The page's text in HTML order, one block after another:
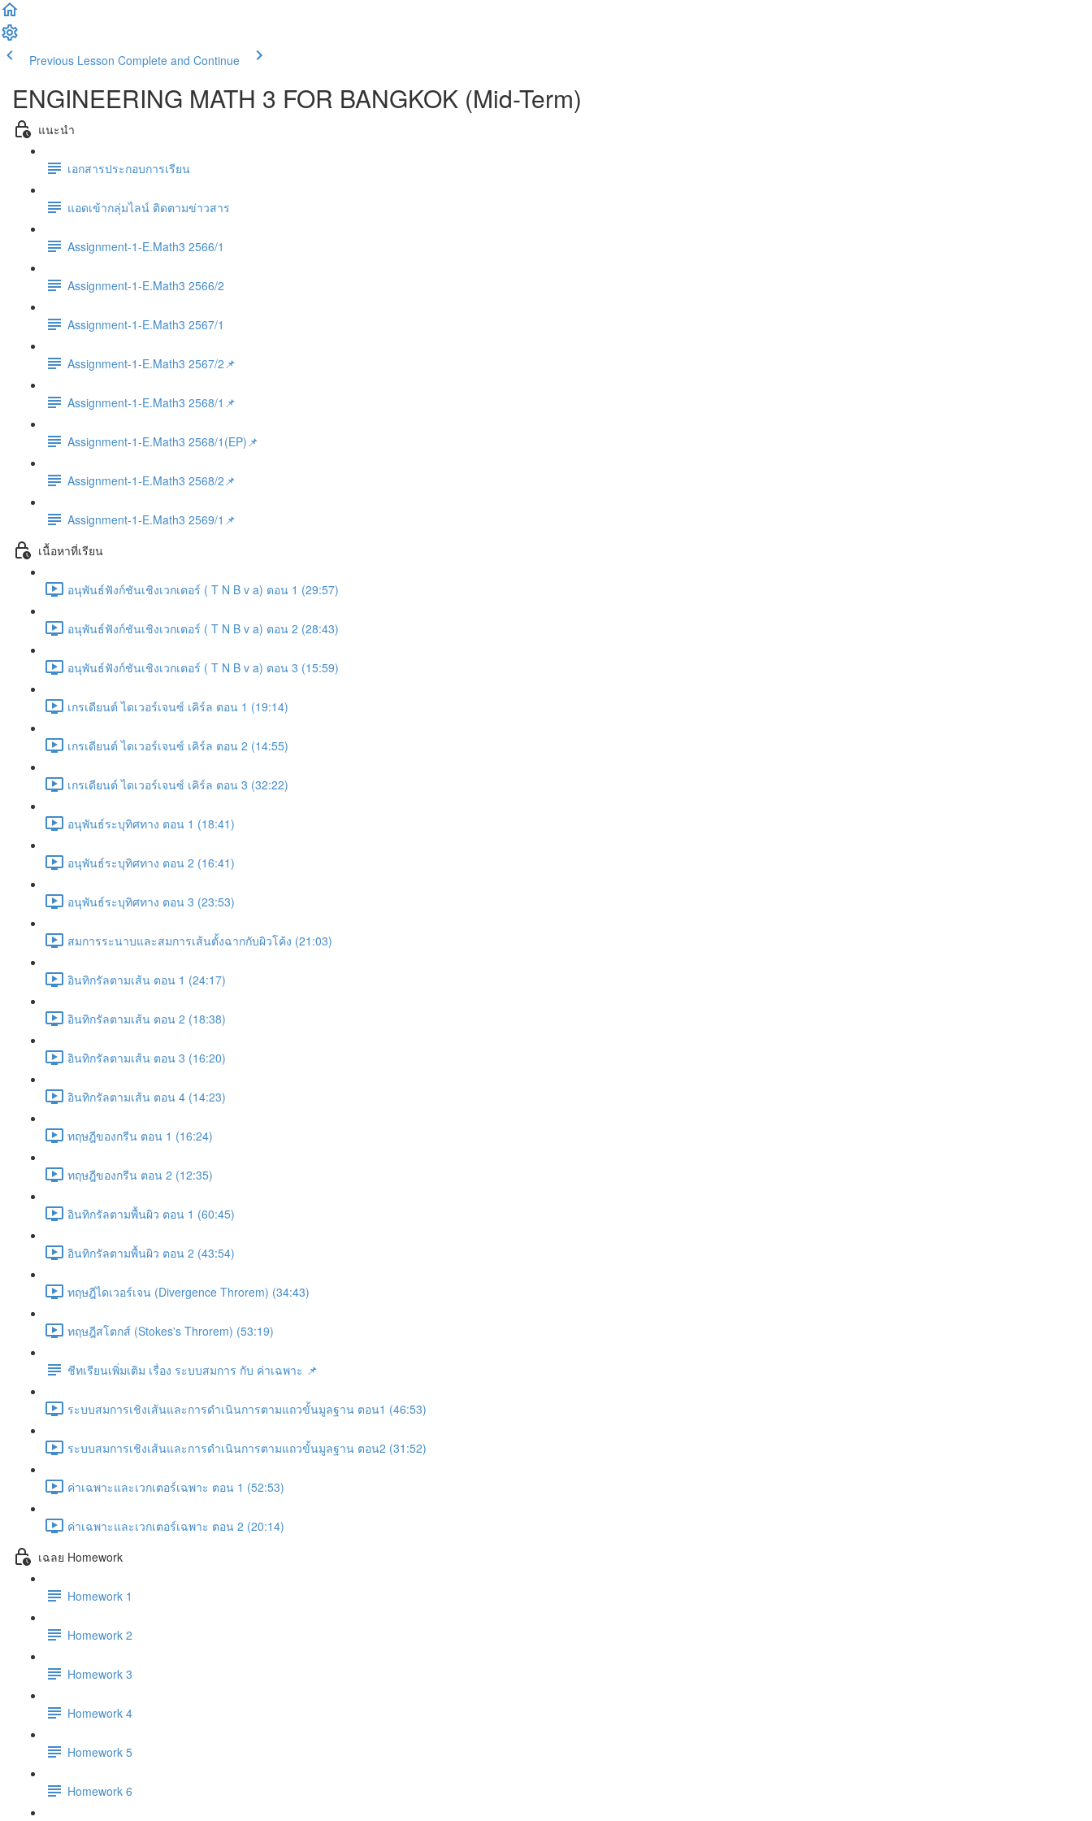
Previous Lesson Complete and Continue
ENGINEERING MATH 3 FOR BANGKOK (Mid-Term)
แนะนำ
เอกสารประกอบการเรียน
แอดเข้ากลุ่มไลน์ ติดตามข่าวสาร
Assignment-1-E.Math3 2566/1
Assignment-1-E.Math3 2566/2
Assignment-1-E.Math3 2567/1
Assignment-1-E.Math3 2567/2📌
Assignment-1-E.Math3 2568/1📌
Assignment-1-E.Math3 2568/1(EP)📌
Assignment-1-E.Math3 2568/2📌
Assignment-1-E.Math3 2569/1📌
เนื้อหาที่เรียน
อนุพันธ์ฟังก์ชันเชิงเวกเตอร์ ( T N B v a) ตอน 1 (29:57)
อนุพันธ์ฟังก์ชันเชิงเวกเตอร์ ( T N B v a) ตอน 2 (28:43)
อนุพันธ์ฟังก์ชันเชิงเวกเตอร์ ( T N B v a) ตอน 3 (15:59)
เกรเดียนต์ ไดเวอร์เจนซ์ เคิร์ล ตอน 1 (19:14)
เกรเดียนต์ ไดเวอร์เจนซ์ เคิร์ล ตอน 2 (14:55)
เกรเดียนต์ ไดเวอร์เจนซ์ เคิร์ล ตอน 3 (32:22)
อนุพันธ์ระบุทิศทาง ตอน 1 (18:41)
อนุพันธ์ระบุทิศทาง ตอน 2 (16:41)
อนุพันธ์ระบุทิศทาง ตอน 3 (23:53)
สมการระนาบและสมการเส้นตั้งฉากกับผิวโค้ง (21:03)
อินทิกรัลตามเส้น ตอน 1 (24:17)
อินทิกรัลตามเส้น ตอน 2 (18:38)
อินทิกรัลตามเส้น ตอน 3 (16:20)
อินทิกรัลตามเส้น ตอน 4 (14:23)
ทฤษฎีของกรีน ตอน 1 (16:24)
ทฤษฎีของกรีน ตอน 2 (12:35)
อินทิกรัลตามพื้นผิว ตอน 1 (60:45)
อินทิกรัลตามพื้นผิว ตอน 2 (43:54)
ทฤษฎีไดเวอร์เจน (Divergence Throrem) (34:43)
ทฤษฎีสโตกส์ (Stokes's Throrem) (53:19)
ชีทเรียนเพิ่มเติม เรื่อง ระบบสมการ กับ ค่าเฉพาะ 📌
ระบบสมการเชิงเส้นและการดำเนินการตามแถวขั้นมูลฐาน ตอน1 (46:53)
ระบบสมการเชิงเส้นและการดำเนินการตามแถวขั้นมูลฐาน ตอน2 (31:52)
ค่าเฉพาะและเวกเตอร์เฉพาะ ตอน 1 (52:53)
ค่าเฉพาะและเวกเตอร์เฉพาะ ตอน 2 (20:14)
เฉลย Homework
Homework 1
Homework 2
Homework 3
Homework 4
Homework 5
Homework 6